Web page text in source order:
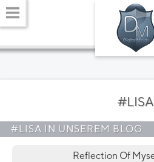
#LISA
#LISA IN UNSEREM BLOG
Reflection Of